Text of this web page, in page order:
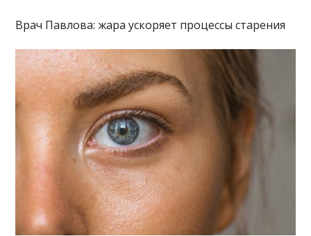
Врач Павлова: жара ускоряет процессы старения